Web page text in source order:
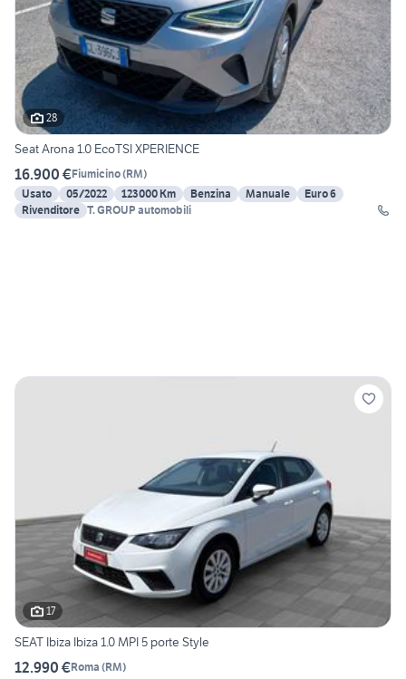
28
Seat Arona 1.0 EcoTSI XPERIENCE
16.900 €Fiumicino(RM)
Usato
05/2022 123000 Km Benzina Manuale
Euro 6
Rivenditore T. GROUP automobili
17
SEAT Ibiza Ibiza 1.0 MPI 5 porte Style
12.990 €Roma (RM)